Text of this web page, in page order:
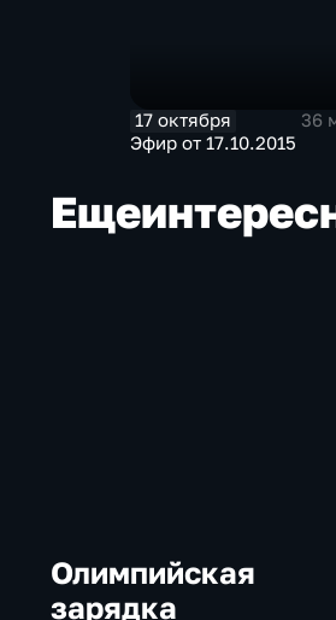
17 октября
36
Эфир от 17.10.2015
Еще
Олимпийская
зарядка